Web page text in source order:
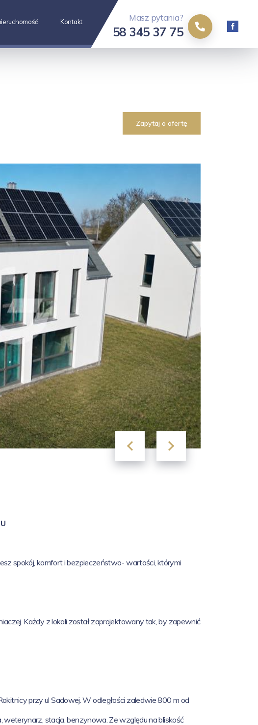
Kontakt Masz pytania?
58 345 37 75
Zapytaj o ofertę
spokój, komfort i bezpieczeństwo- wartości, którymi
Każdy z lokali został zaprojektowany tak, by zapewnić
przy ul Sadowej.W odległości zaledwie 800 m od
weterynarz, stacja, benzynowa. Ze względu na bliskość